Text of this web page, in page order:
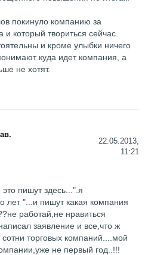
покинуло компанию за
и который твориться сейчас.
и кроме улыбки ничего
куда идет компания, а
не хотят.
22.05.2013,
11:21
пишут здесь...".я
лет "...и пишут какая компания
работай,не нравиться
заявление и все,что ж
торговых компаний....мой
не первый год..!!!